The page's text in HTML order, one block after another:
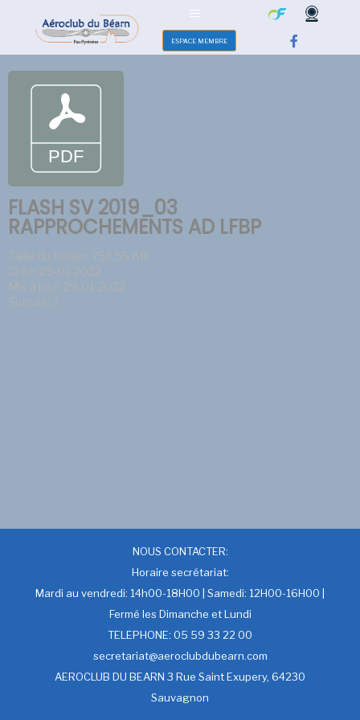
ESPACE MEMBRE
FLASH SV 2019_03
RAPPROCHEMENTS AD LFBP
Taille du fichier: 758.55 KB
Créé: 29-01-2022
Mis à jour: 29-01-2022
Succès: 2
NOUS CONTACTER:
Horaire secrétariat:
Mardi au vendredi: 14h00-18H00 | Samedi: 12H00-16H00 |
Fermé les Dimanche et Lundi
TELEPHONE: 05 59 33 22 00
secretariat@aeroclubdubearn.com
AEROCLUB DU BEARN 3 Rue Saint Exupery, 64230
Sauvagnon